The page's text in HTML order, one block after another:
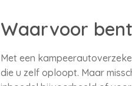
Waarvoor
Met een
die u zelf oploopt. Maar